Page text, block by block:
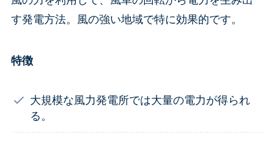
す発電方法。風の強い地域で特に効果的です。
特徴
大規模な風力発電所では大量の電力が得られ
る。